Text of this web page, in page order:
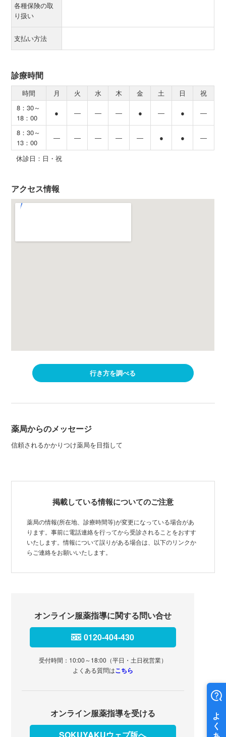
各種保険の取
り扱い
支払い方法
診療時間
時間 月 火 水 木 金 土 日
祝
8：30～
18：00
● ― ― ― ● ― ● ―
8：30～
13：00
― ― ― ― ― ● ● ―
休診日：日・祝
アクセス情報
行き方を調べる
薬局からのメッセージ
信頼されるかかりつけ薬局を目指して
掲載している情報についてのご注意
薬局の情報(所在地、診療時間等)が変更になっている場合があ
ります。事前に電話連絡を行ってから受診されることをおすす
いたします。情報について誤りがある場合は、以下のリンクか
らご連絡をお願いいたします。
オンライン服薬指導に関する問い合せ
0120-404-430
受付時間：10:00～18:00（平日・土日祝営業）
よくある質問はこちら
オンライン服薬指導を受ける